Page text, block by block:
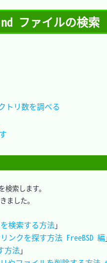
ファイルの検索
索します。
ました。
検索する方法」
ンクを探す方法 FreeBSD 編
方法」